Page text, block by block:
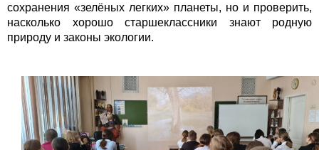
сохранения «зелёных легких» планеты, но и проверить,
насколько хорошо старшеклассники знают родную
природу и законы экологии.